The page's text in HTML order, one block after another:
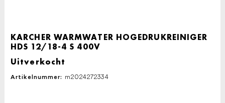
KARCHER WARMWATER HOGEDRUKREINIGER
HDS 12/18-4 S 400V
Uitverkocht
Artikelnummer: m2024272334